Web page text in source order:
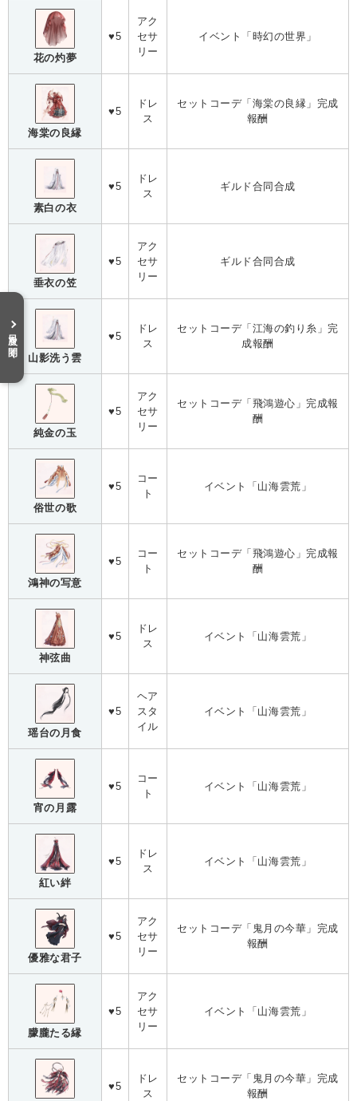
花の灼夢
♥5
アク
セサ
リー
イベント「時幻の世界」
海棠の良縁
♥5
ドレ
ス
セットコーデ「海棠の良縁」完成
報酬
素白の衣
♥5
ドレ
ス
ギルド合同合成
垂衣の笠
♥5
アク
セサ
リー
ギルド合同合成
山影洗う雲
♥5
ドレ
ス
セットコーデ「江海の釣り糸」完
成報酬
純金の玉
♥5
アク
セサ
リー
セットコーデ「飛鴻遊心」完成報
酬
俗世の歌
♥5
コー
ト
イベント「山海雲荒」
鴻神の写意
♥5
コー
ト
セットコーデ「飛鴻遊心」完成報
酬
神弦曲
♥5
ドレ
ス
イベント「山海雲荒」
瑶台の月食
♥5
ヘア
スタ
イル
イベント「山海雲荒」
宵の月露
♥5
コー
ト
イベント「山海雲荒」
紅い絆
♥5
ドレ
ス
イベント「山海雲荒」
優雅な君子
♥5
アク
セサ
リー
セットコーデ「鬼月の今華」完成
報酬
朦朧たる縁
♥5
アク
セサ
リー
イベント「山海雲荒」
♥5
ドレ
ス
セットコーデ「鬼月の今華」完成
報酬
目次を開く